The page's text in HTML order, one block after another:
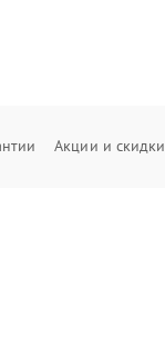
Акции и скидки